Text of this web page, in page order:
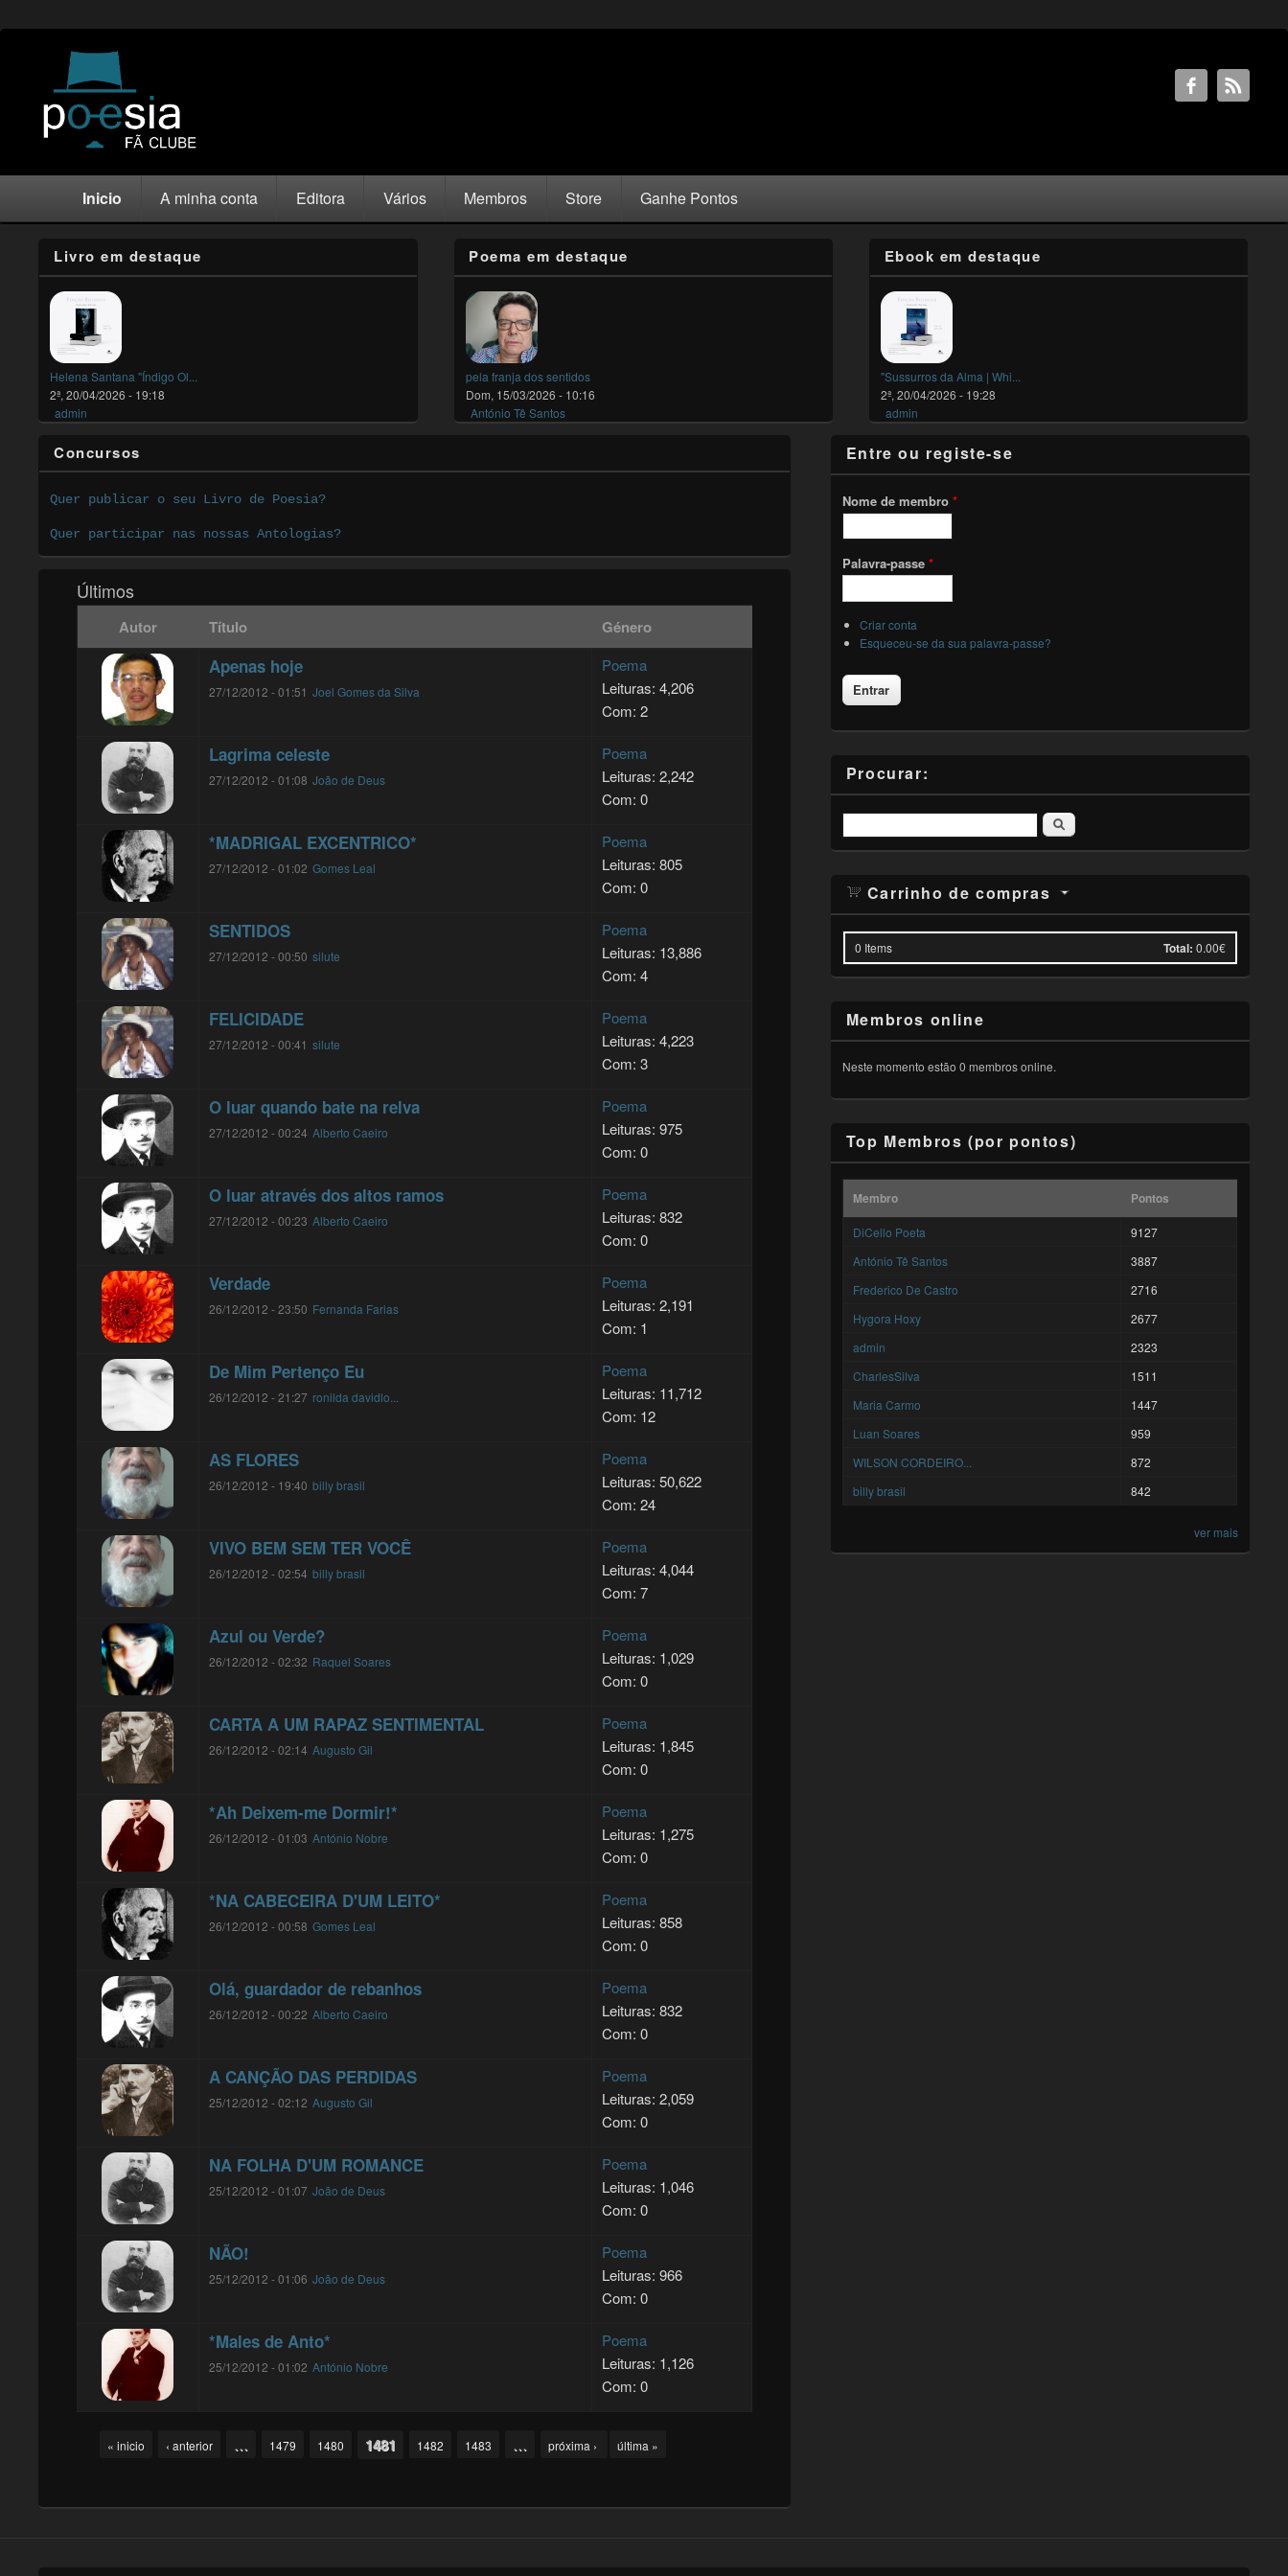
Inicio A minha conta Editora Vários Membros Store Ganhe Pontos
Livro em destaque
Helena Santana "Índigo Ol...
2ª, 20/04/2026 - 19:18
admin
Poema em destaque
pela franja dos sentidos
Dom, 15/03/2026 - 10:16
António Tê Santos
Ebook em destaque
"Sussurros da Alma | Whi...
2ª, 20/04/2026 - 19:28
admin
Concursos
Quer publicar o seu Livro de Poesia?
Quer participar nas nossas Antologias?
Últimos
Autor Título Género
Apenas hoje
27/12/2012 - 01:51 Joel Gomes da Silva
Poema
Leituras: 4,206
Com: 2
Lagrima celeste
27/12/2012 - 01:08 João de Deus
Poema
Leituras: 2,242
Com: 0
*MADRIGAL EXCENTRICO*
27/12/2012 - 01:02 Gomes Leal
Poema
Leituras: 805
Com: 0
SENTIDOS
27/12/2012 - 00:50 silute
Poema
Leituras: 13,886
Com: 4
FELICIDADE
27/12/2012 - 00:41 silute
Poema
Leituras: 4,223
Com: 3
O luar quando bate na relva
27/12/2012 - 00:24 Alberto Caeiro
Poema
Leituras: 975
Com: 0
O luar através dos altos ramos
27/12/2012 - 00:23 Alberto Caeiro
Poema
Leituras: 832
Com: 0
Verdade
26/12/2012 - 23:50 Fernanda Farias
Poema
Leituras: 2,191
Com: 1
De Mim Pertenço Eu
26/12/2012 - 21:27 ronilda davidlo...
Poema
Leituras: 11,712
Com: 12
AS FLORES
26/12/2012 - 19:40 billy brasil
Poema
Leituras: 50,622
Com: 24
VIVO BEM SEM TER VOCÊ
26/12/2012 - 02:54 billy brasil
Poema
Leituras: 4,044
Com: 7
Azul ou Verde?
26/12/2012 - 02:32 Raquel Soares
Poema
Leituras: 1,029
Com: 0
CARTA A UM RAPAZ SENTIMENTAL
26/12/2012 - 02:14 Augusto Gil
Poema
Leituras: 1,845
Com: 0
*Ah Deixem-me Dormir!*
26/12/2012 - 01:03 António Nobre
Poema
Leituras: 1,275
Com: 0
*NA CABECEIRA D'UM LEITO*
26/12/2012 - 00:58 Gomes Leal
Poema
Leituras: 858
Com: 0
Olá, guardador de rebanhos
26/12/2012 - 00:22 Alberto Caeiro
Poema
Leituras: 832
Com: 0
A CANÇÃO DAS PERDIDAS
25/12/2012 - 02:12 Augusto Gil
Poema
Leituras: 2,059
Com: 0
NA FOLHA D'UM ROMANCE
25/12/2012 - 01:07 João de Deus
Poema
Leituras: 1,046
Com: 0
NÃO!
25/12/2012 - 01:06 João de Deus
Poema
Leituras: 966
Com: 0
*Males de Anto*
25/12/2012 - 01:02 António Nobre
Poema
Leituras: 1,126
Com: 0
Pages« inicio ‹ anterior … 1479 1480 1481 1482 1483 … próxima › última »
Entre ou registe-se
Nome de membro *
Palavra-passe *
Criar conta
Esqueceu-se da sua palavra-passe?
Procurar:
Pesquisar
Carrinho de compras
0 Items Total: 0.00€
Membros online
Neste momento estão 0 membros online.
Top Membros (por pontos)
Membro Pontos
DiCello Poeta
9127
António Tê Santos
3887
Frederico De Castro
2716
Hygora Hoxy
2677
admin
2323
CharlesSilva
1511
Maria Carmo
1447
Luan Soares
959
WILSON CORDEIRO...
872
billy brasil
842
ver mais